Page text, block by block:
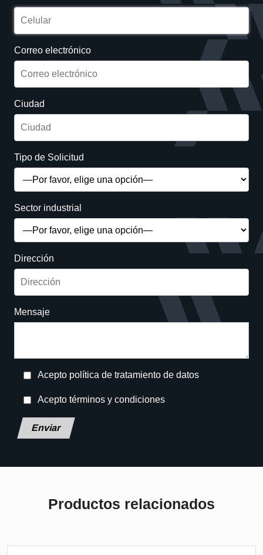
Correo electrónico
Ciudad
Tipo de Solicitud
Sector industrial
Dirección
Mensaje
Acepto política de tratamiento de datos
Acepto términos y condiciones
Deja este campo en blanco, por favor.
Productos relacionados